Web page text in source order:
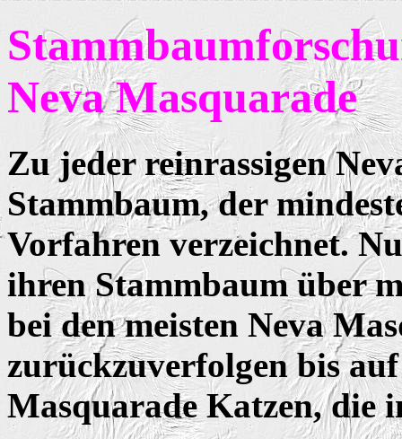
Neva Masquarade
Zu jeder reinrassigen
Stammbaum, der
Vorfahren verzeichnet.
ihren Stammbaum über
bei den meisten Neva
zurückzuverfolgen bis
MasquaradeKatzen, die